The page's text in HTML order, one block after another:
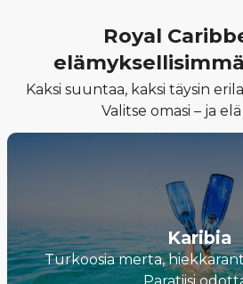
Royal
Kaksi suuntaa, kaksi täysin
Valitse omasi – ja
Karibia
Turkoosia merta,